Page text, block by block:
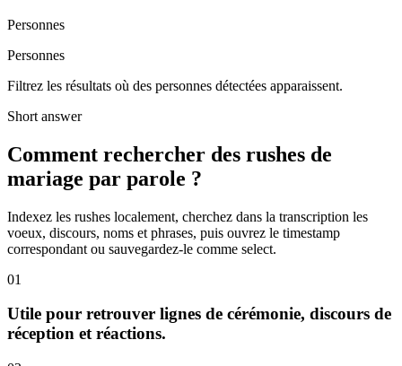
Personnes
Personnes
Filtrez les résultats où des personnes détectées apparaissent.
Short answer
Comment rechercher des rushes de
mariage par parole ?
Indexez les rushes localement, cherchez dans la transcription les
voeux, discours, noms et phrases, puis ouvrez le timestamp
correspondant ou sauvegardez-le comme select.
01
Utile pour retrouver lignes de cérémonie, discours de
réception et réactions.